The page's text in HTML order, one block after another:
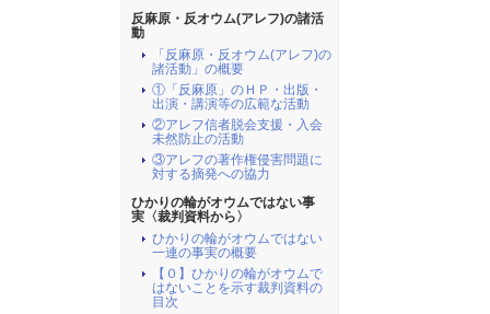
反麻原・反オウム(アレフ)の諸活
動
「反麻原・反オウム(アレフ)の
諸活動」の概要
①「反麻原」のＨＰ・出版・
出演・講演等の広範な活動
②アレフ信者脱会支援・入会
未然防止の活動
③アレフの著作権侵害問題に
対する摘発への協力
ひかりの輪がオウムではない事
実〈裁判資料から〉
ひかりの輪がオウムではない
一連の事実の概要
【０】ひかりの輪がオウムで
はないことを示す裁判資料の
目次